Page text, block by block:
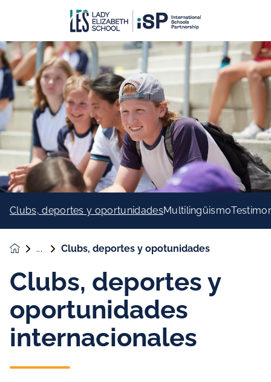
Clubs, deportes y oportunidadesMultilingüismo
Clubs, deportes y opotunidades
Clubs, deportes y
oportunidades
internacionales